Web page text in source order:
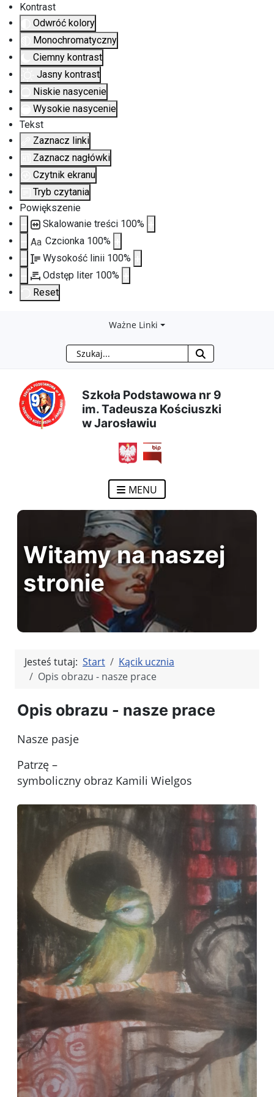
Kontrast
Odwróć kolory
Monochromatyczny
Ciemny kontrast
Jasny kontrast
Niskie nasycenie
Wysokie nasycenie
Tekst
Zaznacz linki
Zaznacz nagłówki
Czytnik ekranu
Tryb czytania
Powiększenie
Skalowanie treści 100%
Aa Czcionka 100%
Wysokość linii 100%
Odstęp liter 100%
Reset
treści
głównej
menu
nawigacyjnego
wyszukiwarki
mapy
strony
Ważne Linki
Szukaj
Szkoła Podstawowa nr 9
im. Tadeusza Kościuszki
w Jarosławiu
MENU
Witamy na naszej
stronie
Jesteś tutaj: Start
Kącik ucznia
Opis obrazu - nasze prace
Opis obrazu - nasze prace
Nasze pasje
Patrzę –
symboliczny obraz Kamili Wielgos